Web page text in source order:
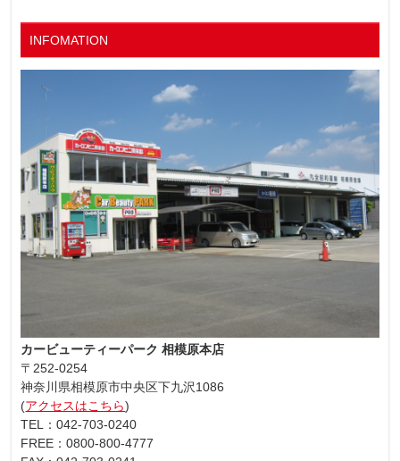
INFOMATION
カービューティーパーク 相模原本店
〒252-0254
神奈川県相模原市中央区下九沢1086
(アクセスはこちら)
TEL：042-703-0240
FREE：0800-800-4777